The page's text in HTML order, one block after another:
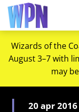
Wizards of the
August 3–7 with
may
20 apr 2016